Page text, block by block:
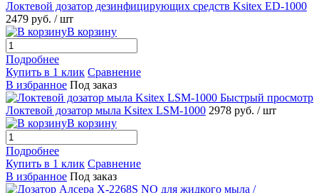
Локтевой дозатор дезинфицирующих средств Ksitex ED-1000
2479 руб. / шт
В корзину
Подробнее
Купить в 1 клик Сравнение
В избранное Под заказ
Быстрый просмотр
Локтевой дозатор мыла Ksitex LSM-1000 2978 руб. / шт
В корзину
Подробнее
Купить в 1 клик Сравнение
В избранное Под заказ